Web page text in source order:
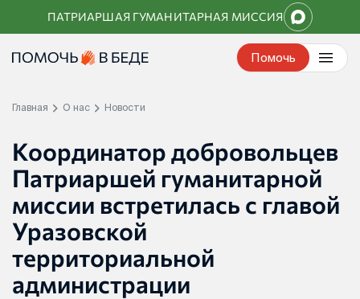
Перейти
к
контенту
ПАТРИАРШАЯ ГУМАНИТАРНАЯ МИССИЯ
Помочь
Главная О нас Новости
Координатор добровольцев
Патриаршей гуманитарной
миссии встретилась с главой
Уразовской
территориальной
администрации